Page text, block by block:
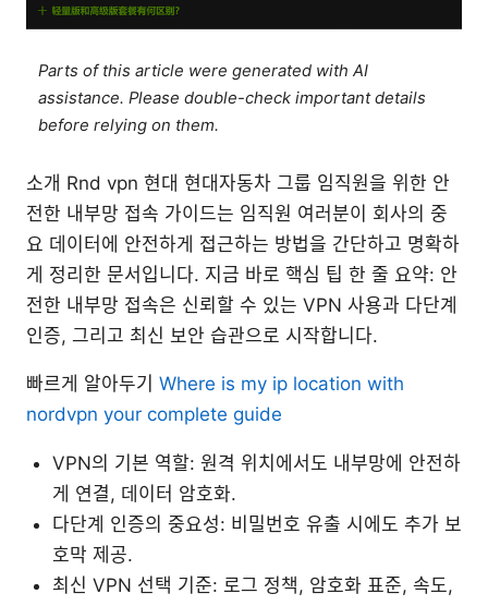
Parts of this article were generated with AI
assistance. Please double-check important details
before relying on them.
소개 Rnd vpn 현대 현대자동차 그룹 임직원을 위한 안
전한 내부망 접속 가이드는 임직원 여러분이 회사의 중
요 데이터에 안전하게 접근하는 방법을 간단하고 명확하
게 정리한 문서입니다. 지금 바로 핵심 팁 한 줄 요약: 안
전한 내부망 접속은 신뢰할 수 있는 VPN 사용과 다단계
인증, 그리고 최신 보안 습관으로 시작합니다.
빠르게 알아두기 Where is my ip location with
nordvpn your complete guide
VPN의 기본 역할: 원격 위치에서도 내부망에 안전하
게 연결, 데이터 암호화.
다단계 인증의 중요성: 비밀번호 유출 시에도 추가 보
호막 제공.
최신 VPN 선택 기준: 로그 정책, 암호화 표준, 속도,